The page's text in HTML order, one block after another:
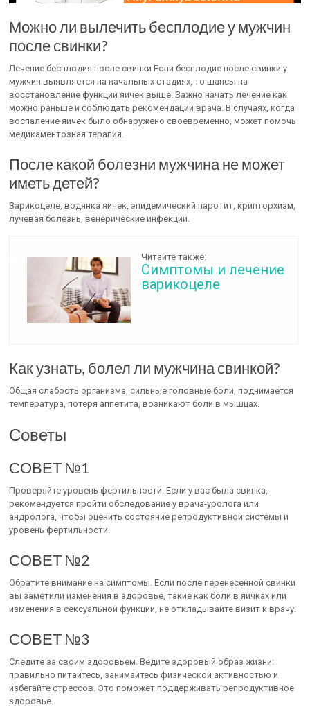
Можно ли вылечить бесплодие у мужчин
после свинки?
Лечение бесплодия после свинки Если бесплодие после свинки у
мужчин выявляется на начальных стадиях, то шансы на
восстановление функции яичек выше. Важно начать лечение как
можно раньше и соблюдать рекомендации врача. В случаях, когда
воспаление яичек было обнаружено своевременно, может помочь
медикаментозная терапия.
После какой болезни мужчина не может
иметь детей?
Варикоцеле, водянка яичек, эпидемический паротит, крипторхизм,
лучевая болезнь, венерические инфекции.
Читайте также:
Симптомы и лечение
варикоцеле
Как узнать, болел ли мужчина свинкой?
Общая слабость организма, сильные головные боли, поднимается
температура, потеря аппетита, возникают боли в мышцах.
Советы
СОВЕТ №1
Проверяйте уровень фертильности. Если у вас была свинка,
рекомендуется пройти обследование у врача-уролога или
андролога, чтобы оценить состояние репродуктивной системы и
уровень фертильности.
СОВЕТ №2
Обратите внимание на симптомы. Если после перенесенной свинки
вы заметили изменения в здоровье, такие как боли в яичках или
изменения в сексуальной функции, не откладывайте визит к врачу.
СОВЕТ №3
Следите за своим здоровьем. Ведите здоровый образ жизни:
правильно питайтесь, занимайтесь физической активностью и
избегайте стрессов. Это поможет поддерживать репродуктивное
здоровье.